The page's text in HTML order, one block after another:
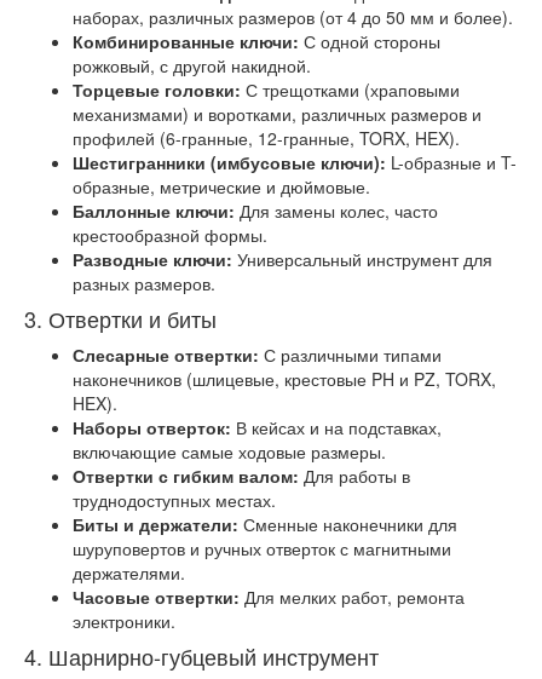
наборах, различных размеров (от 4 до 50 мм и более).
Комбинированные ключи: С одной стороны
рожковый, с другой накидной.
Торцевые головки: С трещотками (храповыми
механизмами) и воротками, различных размеров и
профилей (6-гранные, 12-гранные, TORX, HEX).
Шестигранники (имбусовые ключи): L-образные и T-
образные, метрические и дюймовые.
Баллонные ключи: Для замены колес, часто
крестообразной формы.
Разводные ключи: Универсальный инструмент для
разных размеров.
3. Отвертки и биты
Слесарные отвертки: С различными типами
наконечников (шлицевые, крестовые PH и PZ, TORX,
HEX).
Наборы отверток: В кейсах и на подставках,
включающие самые ходовые размеры.
Отвертки с гибким валом: Для работы в
труднодоступных местах.
Биты и держатели: Сменные наконечники для
шуруповертов и ручных отверток с магнитными
держателями.
Часовые отвертки: Для мелких работ, ремонта
электроники.
4. Шарнирно-губцевый инструмент